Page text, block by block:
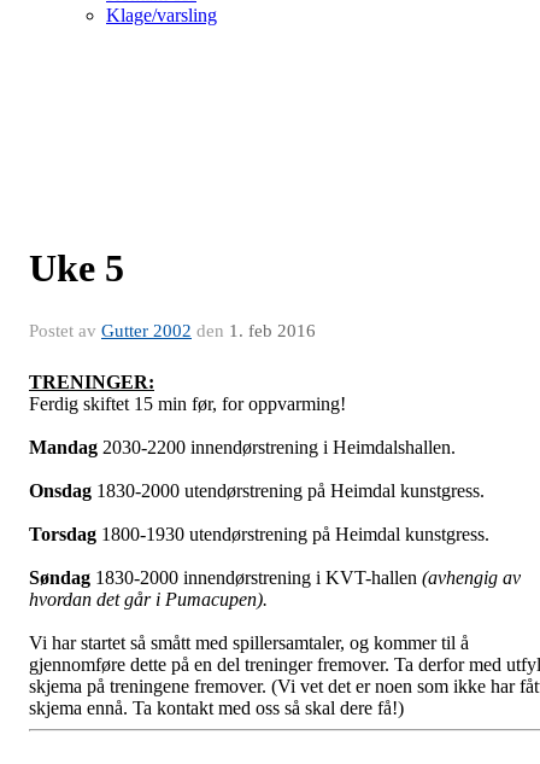
Klage/varsling
Uke 5
Postet av Gutter 2002 den 1. feb 2016
TRENINGER:
Ferdig skiftet 15 min før, for oppvarming!
Mandag 2030-2200 innendørstrening i Heimdalshallen.
Onsdag 1830-2000 utendørstrening på Heimdal kunstgress.
Torsdag 1800-1930 utendørstrening på Heimdal kunstgress.
Søndag 1830-2000 innendørstrening i KVT-hallen (avhengig av
hvordan det går i Pumacupen).
Vi har startet så smått med spillersamtaler, og kommer til å
gjennomføre dette på en del treninger fremover. Ta derfor med
skjema på treningene fremover. (Vi vet det er noen som ikke har
skjema ennå. Ta kontakt med oss så skal dere få!)